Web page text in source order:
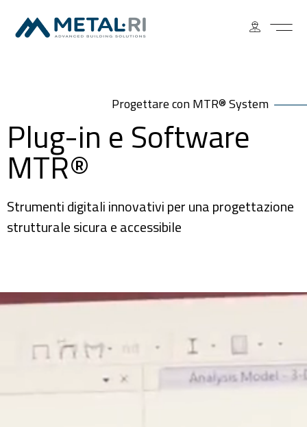
Progettare con MTR® System
Plug-in e Software
MTR®
Strumenti digitali innovativi per una progettazione
strutturale sicura e accessibile